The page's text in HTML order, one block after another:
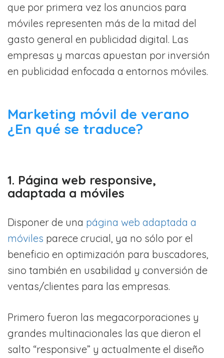
que por primera vez los anuncios para
móviles representen más de la mitad del
gasto general en publicidad digital. Las
empresas y marcas apuestan por inversión
en publicidad enfocada a entornos móviles.
Marketing móvil de verano
¿En qué se traduce?
1. Página web responsive,
adaptada a móviles
Disponer de una página web adaptada a
móviles parece crucial, ya no sólo por el
beneficio en optimización para buscadores,
sino también en usabilidad y conversión de
ventas/clientes para las empresas.
Primero fueron las megacorporaciones y
grandes multinacionales las que dieron el
salto “responsive” y actualmente el diseño